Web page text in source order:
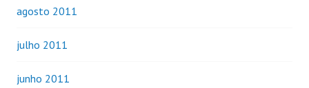
agosto 2011
julho 2011
junho 2011